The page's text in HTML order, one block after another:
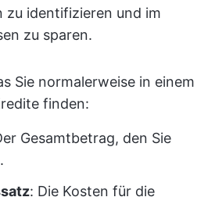
zu identifizieren und im
zu sparen.
Sie normalerweise in einem
finden:
Gesamtbetrag, den Sie
: Die Kosten für die